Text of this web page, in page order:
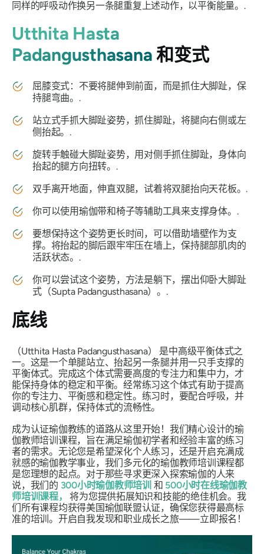
同样的呼吸动作换另一条腿重复上述动作，以平衡能量。.
Utthita Hasta
Padangusthasana和变式
屈膝变式：不要将腿伸到前面，而是抓住大脚趾，保
持腿弯曲。.
站立式手抓大脚趾姿势，抓住脚趾，将腿向右侧或左
侧抬起。.
旋转手触碰大脚趾姿势，用对侧手抓住脚趾，身体向
抬起的腿方向扭转。.
双手离开地面，伸直双腿，试着将双腿抬向天花板。.
你可以使用瑜伽带和椅子等辅助工具来支撑身体。.
要想保持这个姿势更长时间，可以借助墙壁作为支
撑。将抬起的脚后跟牢牢压在墙上，保持腿部肌肉的
活跃状态。.
你可以尝试这个姿势，方法是躺下，摆出仰卧大脚趾
式（Supta Padangusthasana）。.
底线
（Utthita Hasta Padangusthasana）
是中高级平衡体式之
一。这是一个单腿站立、抬起另一条腿并用一只手支撑的
平衡体式。完成这个体式需要高度的专注力和集中力，才
能保持身体的稳定和平衡。经常练习这个体式有助于提高
你的专注力、平衡感和稳定性。练习时，要配合呼吸，并
调动核心肌群，保持体式的流畅性。
成为认证瑜伽教练的道路从这里开始！我们精心设计的瑜
伽教师培训课程，旨在满足瑜伽初学者和经验丰富的练习
者的需求。无论您是希望深化个人练习，还是开启充满成
就感的瑜伽教学事业，我们多元化的瑜伽教师培训课程都
是您理想的起点。对于那些寻求更深入探索瑜伽的人来
说，我们的 300小时瑜伽教师培训 和 500小时在线瑜伽教
师培训课程，
将为您提供拓展知识和技能的绝佳机会。我
们所有课程均获得美国瑜伽联盟认证，确保您获得最高标
准的培训。开启自我发现和职业成长之旅——立即报名！